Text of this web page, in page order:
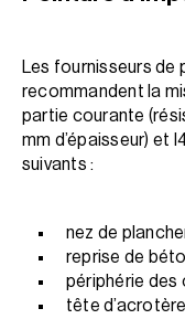
Les fournisseurs de
recommandent la
partie courante
mm d’épaisseur) et
suivants :
nez de
reprise de
périphérie des
tête d’acrotère